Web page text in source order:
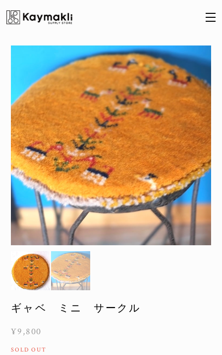
ギャベ ミニ サークル
¥9,800
SOLD OUT